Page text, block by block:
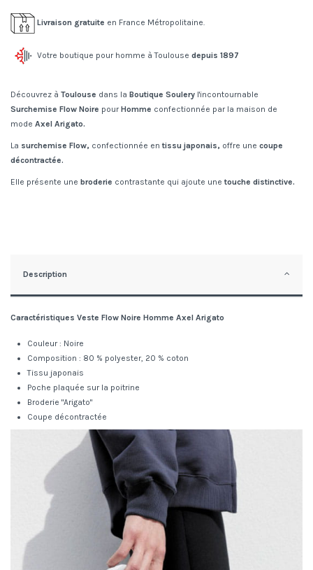
Livraison gratuite en France Métropolitaine.
Votre boutique pour homme à Toulouse depuis 1897
Découvrez à Toulouse dans la Boutique Soulery l'incontournable
Surchemise Flow Noire pourHomme confectionnée par la maison de
mode Axel Arigato.
La surchemise Flow, confectionnée en tissu japonais, offre une coupe
décontractée.
Elle présente une broderie contrastante qui ajoute une touche distinctive.
Description
Caractéristiques Veste Flow Noire Homme Axel Arigato
Couleur : Noire
Composition : 80 % polyester, 20 % coton
Tissu japonais
Poche plaquée sur la poitrine
Broderie "Arigato"
Coupe décontractée